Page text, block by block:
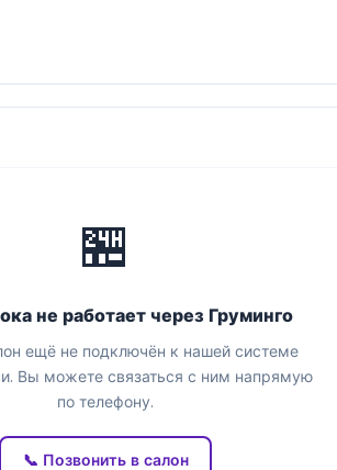
🏪
не работает через Груминго
ещё не подключён к нашей системе
Вы можете связаться с ним напрямую
по телефону.
📞 Позвонить в салон